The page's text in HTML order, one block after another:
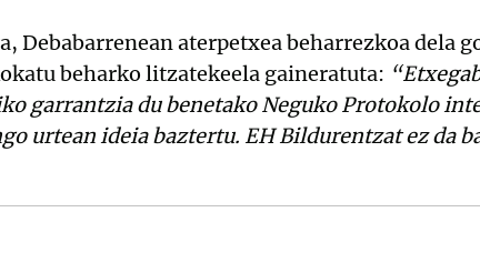
Debabarrenean aterpetxea beharrezkoa dela
beharko litzatekeela gaineratuta:
garrantzia du benetako Neguko Protokolo
urtean ideia baztertu. EH Bildurentzat ez da